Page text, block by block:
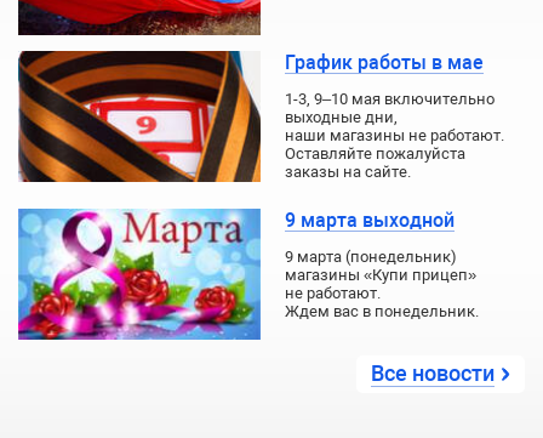
График работы в мае
1-3, 9–10 мая включительно
выходные дни,
наши магазины не работают.
Оставляйте пожалуйста
заказы на сайте.
9 марта выходной
9 марта (понедельник)
магазины «Купи прицеп»
не работают.
Ждем вас в понедельник.
Все новости